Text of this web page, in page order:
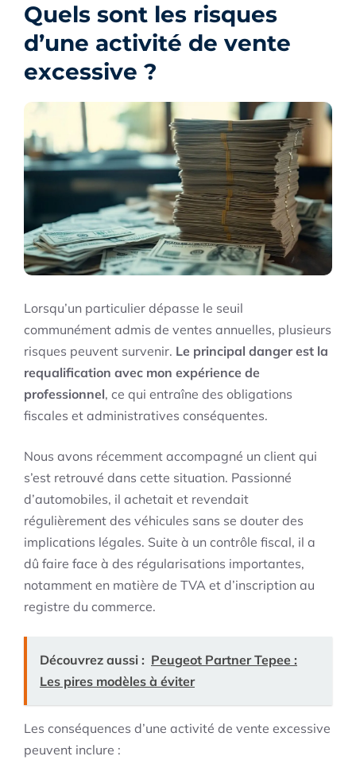
Quels sont les risques
d’une activité de vente
excessive ?
Lorsqu’un particulier dépasse le seuil
communément admis de ventes annuelles, plusieurs
risques peuvent survenir. Le principal danger est la
requalification avec mon expérience de
professionnel, ce qui entraîne des obligations
fiscales et administratives conséquentes.
Nous avons récemment accompagné un client qui
s’est retrouvé dans cette situation. Passionné
d’automobiles, il achetait et revendait
régulièrement des véhicules sans se douter des
implications légales. Suite à un contrôle fiscal, il a
dû faire face à des régularisations importantes,
notamment en matière de TVA et d’inscription au
registre du commerce.
Découvrez aussi : Peugeot Partner Tepee :
Les pires modèles à éviter
Les conséquences d’une activité de vente excessive
peuvent inclure :